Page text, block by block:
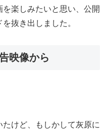
楽しみたいと思い、公開
抜き出しました。
映像から
けど、もしかして灰原に